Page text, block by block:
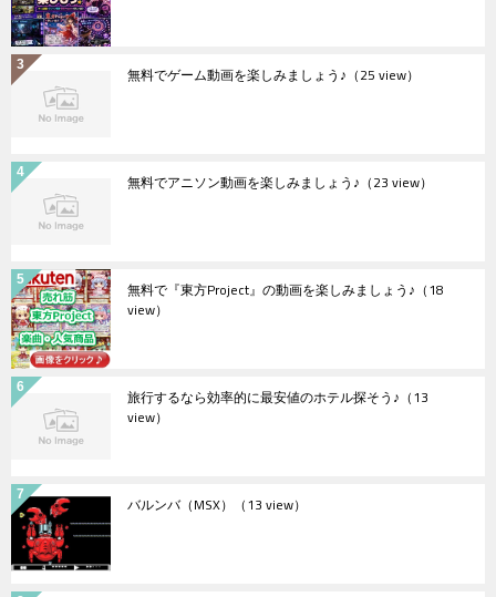
無料でゲーム動画を楽しみましょう♪ （25 view）
無料でアニソン動画を楽しみましょう♪ （23 view）
無料で『東方Project』の動画を楽しみましょう♪ （18
view）
旅行するなら効率的に最安値のホテル探そう♪ （13
view）
バルンバ（MSX） （13 view）